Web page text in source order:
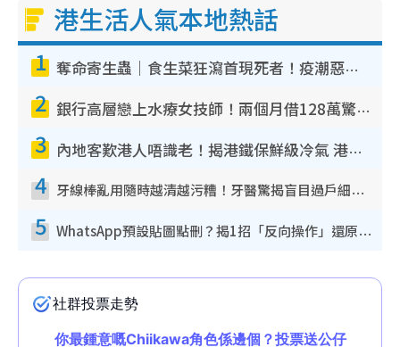
港生活人氣本地熱話
1 奪命寄生蟲｜食生菜狂瀉首現死者！疫潮惡化錄1.8萬宗病例 揭洗菜3大謬誤
2 銀行高層戀上水療女技師！兩個月借128萬驚覺「沉船」沉落火海 揭背後疑似邪教操控賣淫
3 內地客歎港人唔識老！揭港鐵保鮮級冷氣 港人求放過：咪投訴
4 牙線棒亂用隨時越清越污糟！牙醫驚揭盲目過戶細菌恐致蛀牙：呢種先係日常真保養
5 WhatsApp預設貼圖點刪？揭1招「反向操作」還原簡潔介面 附3步實測教學